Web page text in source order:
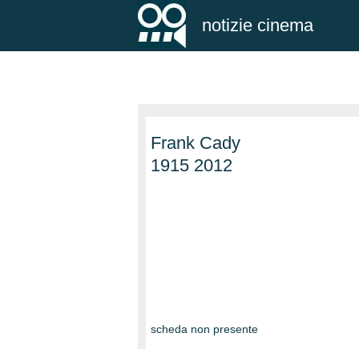
notizie cinema
Frank Cady
1915 2012
scheda non presente